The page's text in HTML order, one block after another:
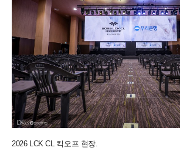
2026 LCK CL 킥오프 현장.